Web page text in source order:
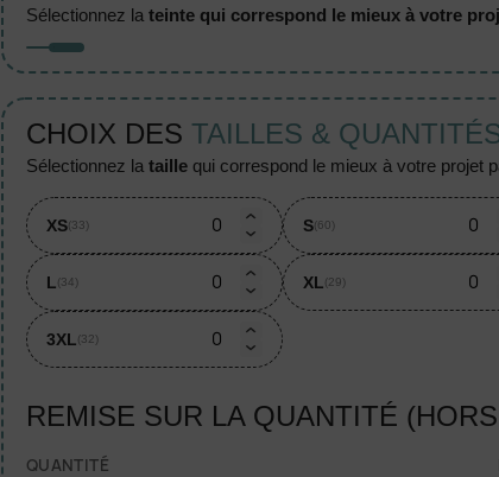
sélectionnez la teinte qui correspond le mieux à votre
CHOIX DES TAILLES &
sélectionnez la taillequi correspond le mieux à votre projet
XS(33) S(60)
L(34) XL(29)
3XL(32)
REMISE SUR LA QUANTITÉ
QUANTITÉ